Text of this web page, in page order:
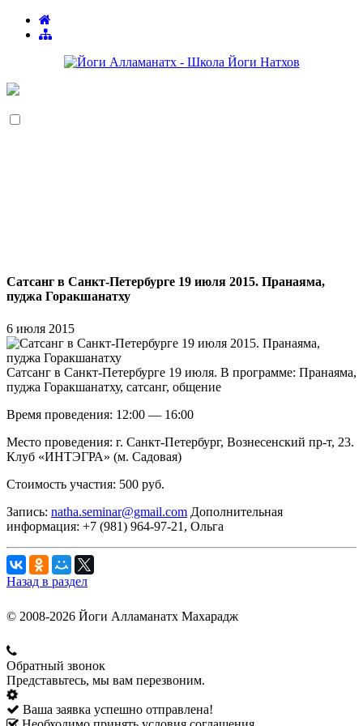
Сатсанг в Санкт-Петербурге 19 июля 2015. Пранаяма,
пуджа Горакшанатху
6 июля 2015
Сатсанг в Санкт-Петербурге 19 июля. В программе: Пранаяма,
пуджа Горакшанатху, сатсанг, общение
Время проведения: 12:00 — 16:00
Место проведения: г. Санкт-Петербург, Вознесенский пр-т, 23.
Клуб «ИНТЭГРА» (м. Садовая)
Стоимость участия: 500 руб.
Запись: natha.seminar@gmail.com Дополнительная
информация: +7 (981) 964-97-21, Ольга
Назад в раздел
© 2008-2026 Йоги Алламанатх Махарадж
Обратный звонок
Представьтесь, мы вам перезвоним.
Ваша заявка успешно отправлена!